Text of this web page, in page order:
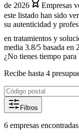
de 2026
Empresas
este listado han sido
su autenticidad y
en tratamientos y
media 3.8/5 basada en
¿No tienes tiempo para
Recibe hasta 4
Filtros
6 empresas encontradas